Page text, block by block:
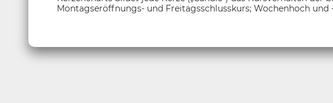
Montagseröffnungs- und Freitagsschlusskurs; Wochenhoch und